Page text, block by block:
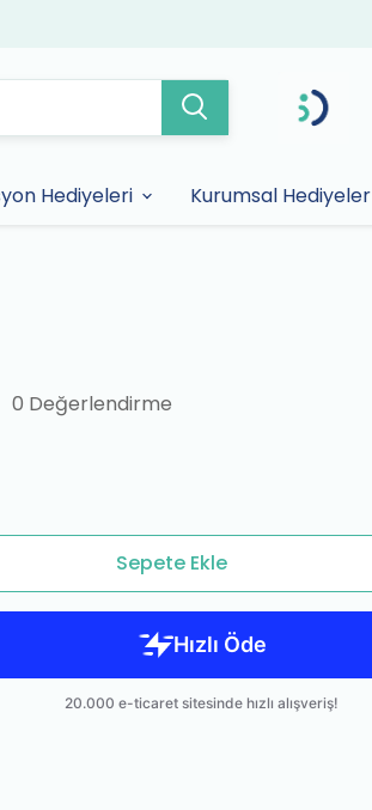
Hediyeleri Kurumsal Hediyeler
0 Değerlendirme
Sepete Ekle